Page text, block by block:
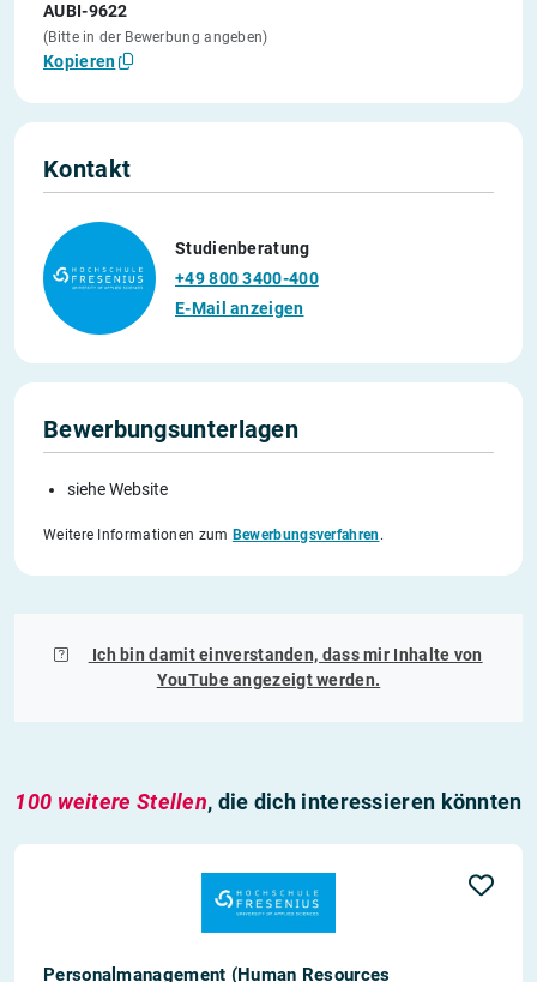
AUBI-9622
(Bitte in der Bewerbung angeben)
Kopieren
Kontakt
Studienberatung
+49 800 3400-400
E-Mail anzeigen
Bewerbungsunterlagen
siehe Website
Weitere Informationen zum Bewerbungsverfahren.
Ich bin damit einverstanden, dass mir Inhalte von
YouTubeangezeigt werden.
100 weitere Stellen, die dich interessieren könnten
Personalmanagement (Human Resources